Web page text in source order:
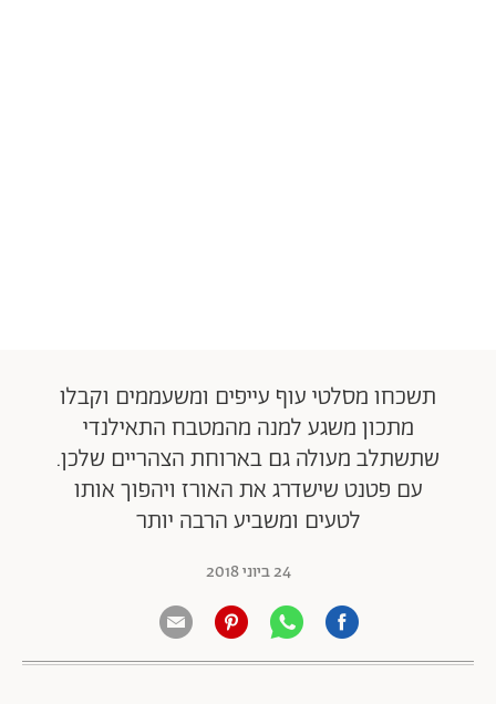
תשכחו מסלטי עוף עייפים ומשעממים וקבלו
מתכון משגע למנה מהמטבח התאילנדי
שתשתלב מעולה גם בארוחת הצהריים שלכן.
עם פטנט שישדרג את האורז ויהפוך אותו
לטעים ומשביע הרבה יותר
24 ביוני 2018